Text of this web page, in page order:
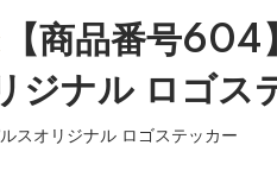
【商品番号604
ジナル ロゴス
スオリジナル ロゴステッカー